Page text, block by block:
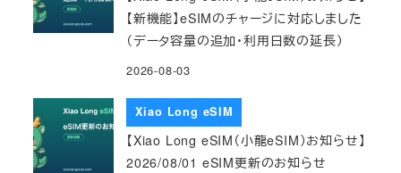
【新機能】eSIMのチャージに対応しました
（データ容量の追加・利用日数の延長）
2026-08-03
Xiao Long eSIM
【Xiao Long eSIM（小龍eSIM）お知らせ】
2026/08/01 eSIM更新のお知らせ